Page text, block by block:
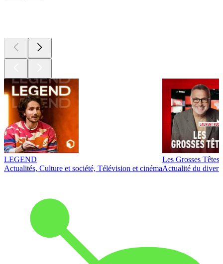
LEGEND
Actualités, Culture et société, Télévision et cinéma
Les Grosses Têtes
Actualité du